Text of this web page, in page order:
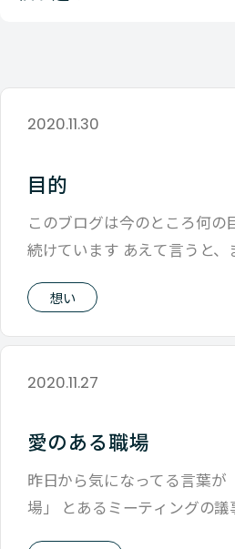
2020.11.30
目的
このブログは今のところ何の
続けています あえて言うと
想い
2020.11.27
愛のある職場
昨日から気になってる言葉が
場」 とあるミーティングの